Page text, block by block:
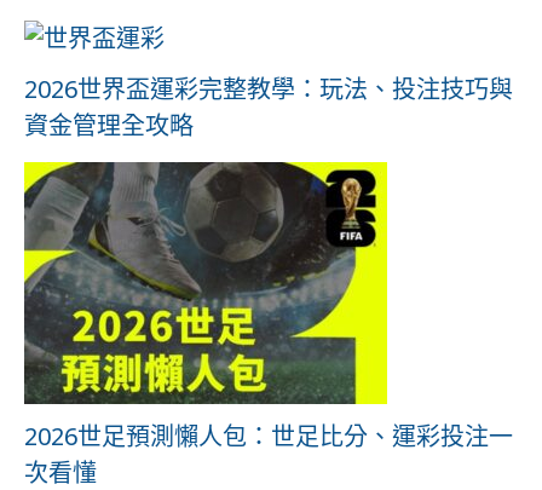
2026世界盃運彩完整教學：玩法、投注技巧與
資金管理全攻略
2026世足預測懶人包：世足比分、運彩投注一
次看懂